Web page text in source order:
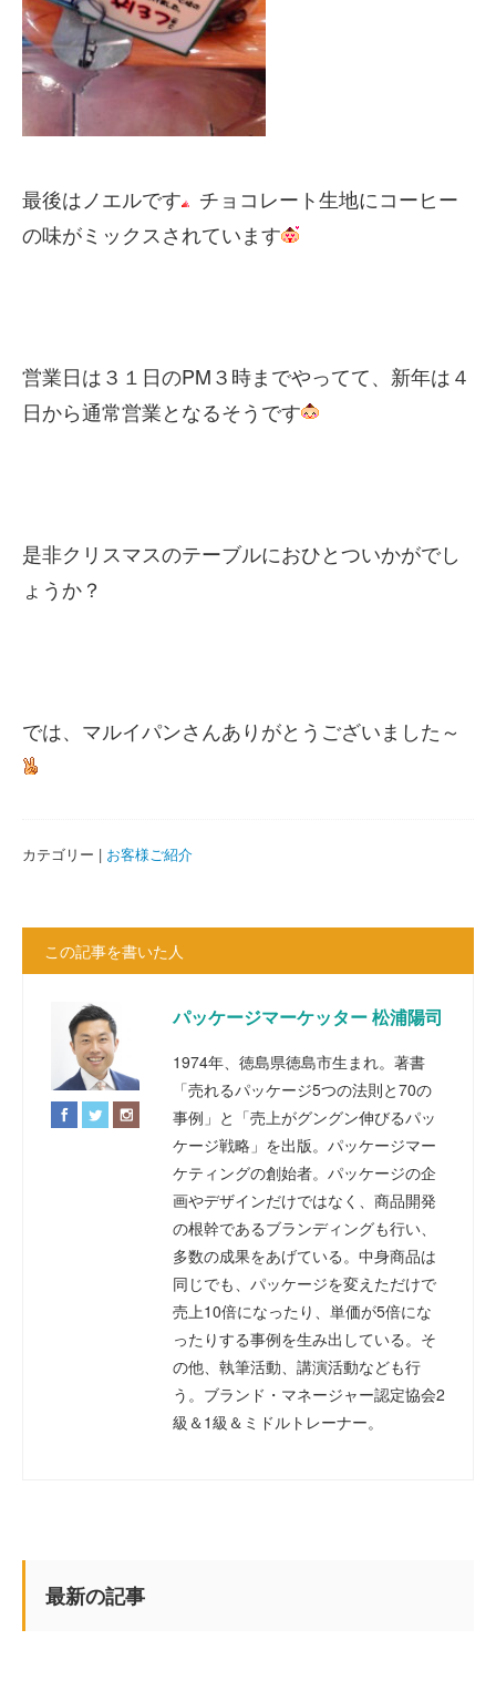
最後はノエルです
チョコレート生地にコーヒー
の味がミックスされています
営業日は３１日のPM３時までやってて、新年は４
日から通常営業となるそうです
是非クリスマスのテーブルにおひとついかがでし
ょうか？
では、マルイパンさんありがとうございました～
カテゴリー | お客様ご紹介
この記事を書いた人
パッケージマーケッター 松浦陽司
1974年、徳島県徳島市生まれ。著書
「売れるパッケージ5つの法則と70の
事例」と「売上がグングン伸びるパッ
ケージ戦略」を出版。パッケージマー
ケティングの創始者。パッケージの企
画やデザインだけではなく、商品開発
の根幹であるブランディングも行い、
多数の成果をあげている。中身商品は
同じでも、パッケージを変えただけで
売上10倍になったり、単価が5倍にな
ったりする事例を生み出している。そ
の他、執筆活動、講演活動なども行
う。ブランド・マネージャー認定協会2
級＆1級＆ミドルトレーナー。
最新の記事